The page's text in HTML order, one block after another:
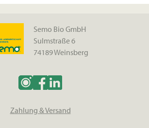
Semo Bio GmbH
Sulmstraße 6
74189 Weinsberg
Zahlung & Versand